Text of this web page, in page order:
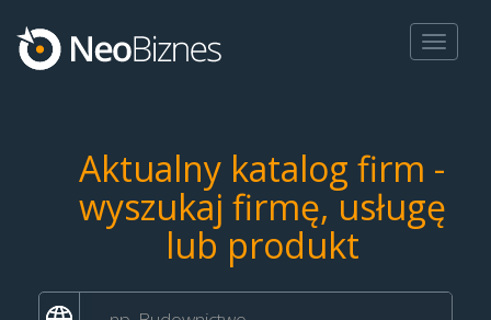
Toggle
Aktualny katalog firm -
wyszukaj firmę, usługę
lub produkt